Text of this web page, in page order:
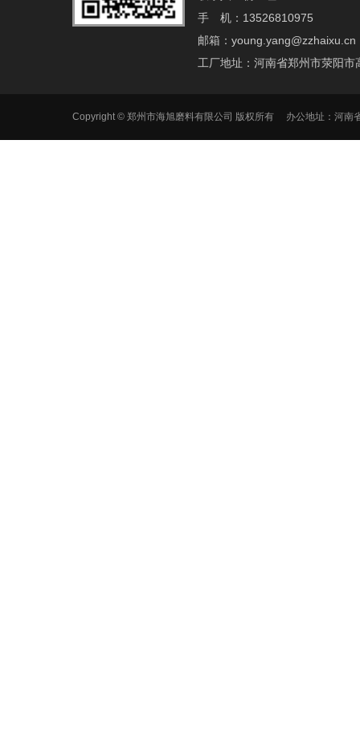
手 机：13526810975
邮箱：young.yang@zzhaixu.cn
工厂地址：河南省郑州市荥阳市
Copyright © 郑州市海旭磨料有限公司 版权所有 办公地址：河